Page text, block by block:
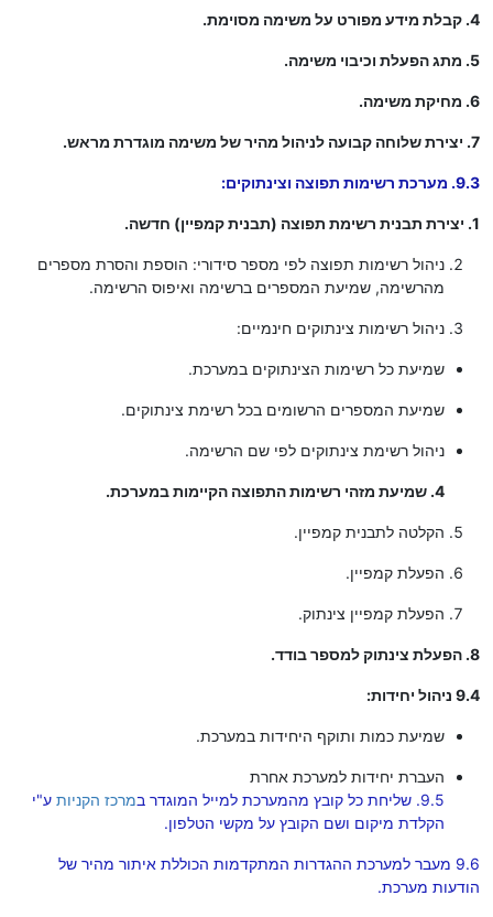
4. קבלת מידע מפורט על משימה מסוימת.
5. מתג הפעלת וכיבוי משימה.
6. מחיקת משימה.
7. יצירת שלוחה קבועה לניהול מהיר של משימה מוגדרת מראש.
9.3. מערכת רשימות תפוצה וצינתוקים:
1. יצירת תבנית רשימת תפוצה (תבנית קמפיין) חדשה.
ניהול רשימות תפוצה לפי מספר סידורי: הוספת והסרת מספרים
מהרשימה, שמיעת המספרים ברשימה ואיפוס הרשימה.
ניהול רשימות צינתוקים חינמיים:
שמיעת כל רשימות הצינתוקים במערכת.
שמיעת המספרים הרשומים בכל רשימת צינתוקים.
ניהול רשימת צינתוקים לפי שם הרשימה.
4. שמיעת מזהי רשימות התפוצה הקיימות במערכת.
הקלטה לתבנית קמפיין.
הפעלת קמפיין.
הפעלת קמפיין צינתוק.
8. הפעלת צינתוק למספר בודד.
9.4 ניהול יחידות:
שמיעת כמות ותוקף היחידות במערכת.
העברת יחידות למערכת אחרת
9.5. שליחת כל קובץ מהמערכת למייל המוגדר ב
מרכז הקניות ע"י
הקלדת מיקום ושם הקובץ על מקשי הטלפון.
9.6 מעבר למערכת ההגדרות המתקדמות הכוללת איתור מהיר של
הודעות מערכת.